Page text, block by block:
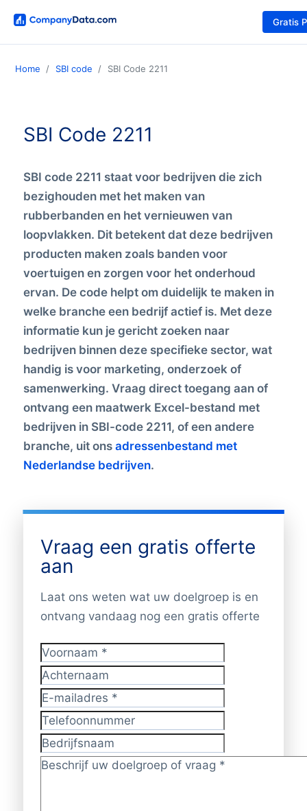
Gratis
Home SBI code SBI Code 2211
SBI Code 2211
SBI code 2211 staat voor bedrijven die zich
bezighouden met het maken van
rubberbanden en het vernieuwen van
loopvlakken. Dit betekent dat deze bedrijven
producten maken zoals banden voor
voertuigen en zorgen voor het onderhoud
ervan. De code helpt om duidelijk te maken in
welke branche een bedrijf actief is. Met deze
informatie kun je gericht zoeken naar
bedrijven binnen deze specifieke sector, wat
handig is voor marketing, onderzoek of
samenwerking. Vraag direct toegang aan of
ontvang een maatwerk Excel-bestand met
bedrijven in SBI-code 2211, of een andere
branche, uit ons adressenbestand met
Nederlandse bedrijven.
Vraag een gratis offerte
aan
Laat ons weten wat uw doelgroep is en
ontvang vandaag nog een gratis offerte
Voornaam*
Achternaam
E-mailadres*
Telefoonnummer
Bedrijfsnaam
Doelgroep/vraag?
*